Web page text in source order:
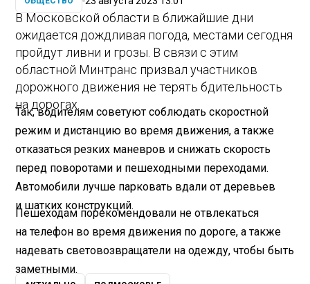
В Московской области в ближайшие дни
ожидается дождливая погода, местами сегодня
пройдут ливни и грозы. В связи с этим
областной Минтранс призвал участников
дорожного движения не терять бдительность
на дорогах.
Так, водителям советуют соблюдать скоростной
режим и дистанцию во время движения, а также
отказаться резких маневров и снижать скорость
перед поворотами и пешеходными переходами.
Автомобили лучше парковать вдали от деревьев
и шатких конструкций.
Пешеходам порекомендовали не отвлекаться
на телефон во время движения по дороге, а также
надевать световозвращатели на одежду, чтобы быть
заметными.